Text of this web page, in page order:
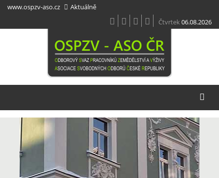
Přejít
obsahu
www.ospzv-aso.cz
Aktuálně
Čtvrtek06.08.2026